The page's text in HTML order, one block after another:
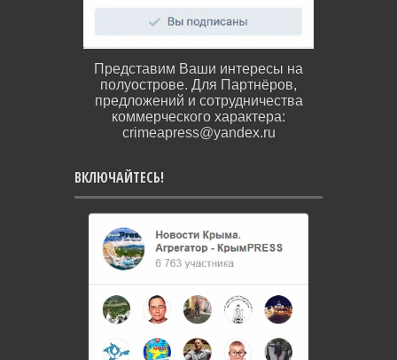
Представим Ваши интересы на
полуострове. Для Партнёров,
предложений и сотрудничества
коммерческого характера:
crimeapress@yandex.ru
ВКЛЮЧАЙТЕСЬ!